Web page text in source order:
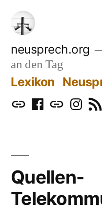
Zum
Inhalt
springen
neusprech.org
an den Tag
Lexikon
MastodonFacebook
Bluesky RSS
Quellen-